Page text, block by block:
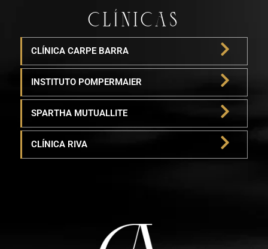
CLÍNICAS
CLÍNICA CARPE BARRA
INSTITUTO POMPERMAIER
SPARTHA MUTUALLITE
CLÍNICA RIVA